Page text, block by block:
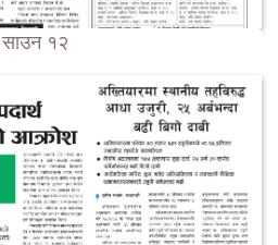
साउन १२